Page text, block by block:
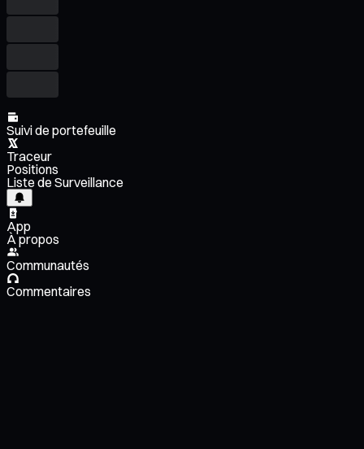
Suivi de portefeuille
Traceur
Positions
Liste de Surveillance
App
À propos
Communautés
Commentaires